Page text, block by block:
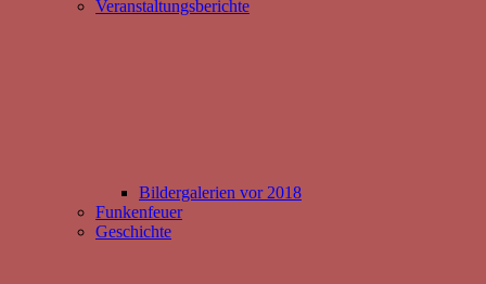
Veranstaltungsberichte
Bildergalerien vor 2018
Funkenfeuer
Geschichte